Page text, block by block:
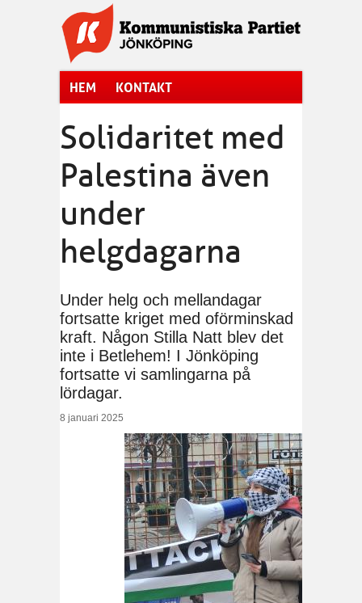
Hoppa till huvudinnehåll
HEM KONTAKT
Solidaritet med
Palestina även
under
helgdagarna
Under helg och mellandagar
fortsatte kriget med oförminskad
kraft. Någon Stilla Natt blev det
inte i Betlehem! I Jönköping
fortsatte vi samlingarna på
lördagar.
8 januari 2025